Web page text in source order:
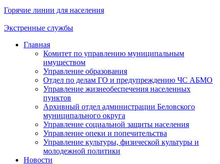
Горячие линии для населения
Экстренные службы
Главная
Комитет по управлению муниципальным
имуществом
Управление образования
Отдел по делам ГО и предупреждению ЧС АБМО
Управление жизнеобеспечения населенных
пунктов
Архивный отдел администрации Беловского
муниципального округа
Управление социальной защиты населения
Управление опеки и попечительства
Управление культуры, физической культуры и
молодежной политики
Новости